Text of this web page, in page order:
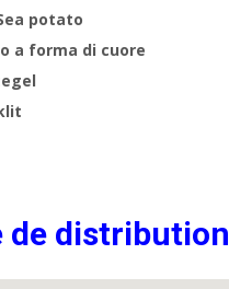
potato
a forma di cuore
de distribution